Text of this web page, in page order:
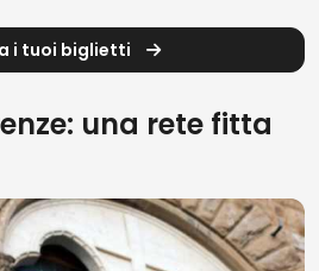
i tuoi biglietti
una rete fitta